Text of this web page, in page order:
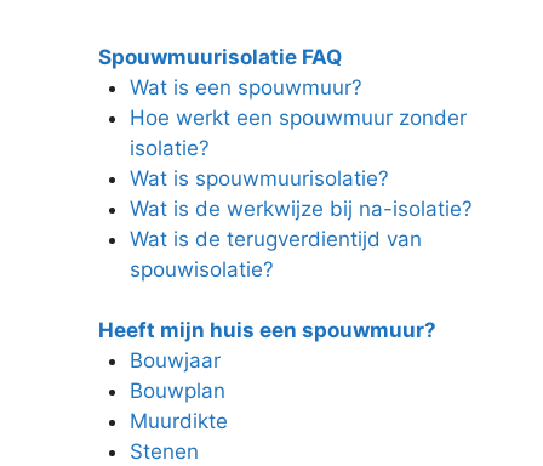
Spouwmuurisolatie FAQ
Wat is een spouwmuur?
Hoe werkt een spouwmuur zonder
isolatie?
Wat is spouwmuurisolatie?
Wat is de werkwijze bij na-isolatie?
Wat is de terugverdientijd van
spouwisolatie?
Heeft mijn huis een spouwmuur?
Bouwjaar
Bouwplan
Muurdikte
Stenen